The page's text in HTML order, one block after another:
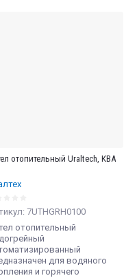
отопительный Uraltech, КВА
7UTHGRH0100
отопительный
для водяного
и горячего